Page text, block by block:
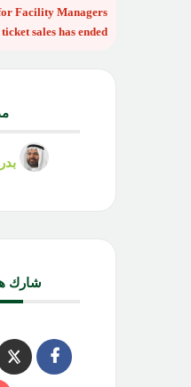
Facility Managers
ticket sales has ended!
شارك